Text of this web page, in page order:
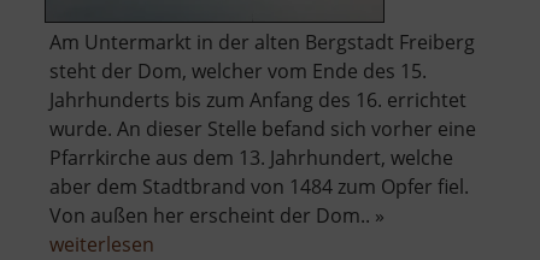
Am Untermarkt in der alten Bergstadt Freiberg
steht der Dom, welcher vom Ende des 15.
Jahrhunderts bis zum Anfang des 16. errichtet
wurde. An dieser Stelle befand sich vorher eine
Pfarrkirche aus dem 13. Jahrhundert, welche
aber dem Stadtbrand von 1484 zum Opfer fiel.
Von außen her erscheint der Dom.. »
weiterlesen